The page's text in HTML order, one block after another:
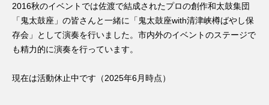
2016秋のイベントでは佐渡で結成されたプロの創作和太鼓集団
「鬼太鼓座」の皆さんと一緒に「鬼太鼓座with清津峡樽ばやし保
存会」として演奏を行いました。市内外のイベントのステージで
も精力的に演奏を行っています。
現在は活動休止中です（2025年6月時点）